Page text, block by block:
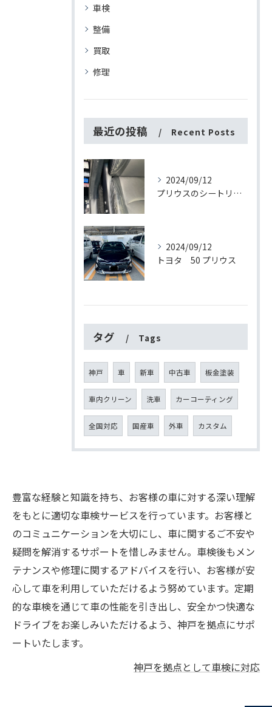
車検
整備
買取
修理
最近の投稿 Recent Posts
2024/09/12
プリウスのシートリペアの方法について
2024/09/12
トヨタ 50 プリウス
タグ Tags
神戸 車 新車 中古車 板金塗装
車内クリーン 洗車 カーコーティング
全国対応 国産車 外車 カスタム
豊富な経験と知識を持ち、お客様の車に対する深い理解
をもとに適切な車検サービスを行っています。お客様と
のコミュニケーションを大切にし、車に関するご不安や
疑問を解消するサポートを惜しみません。車検後もメン
テナンスや修理に関するアドバイスを行い、お客様が安
心して車を利用していただけるよう努めています。定期
的な車検を通じて車の性能を引き出し、安全かつ快適な
ドライブをお楽しみいただけるよう、神戸を拠点にサポ
ートいたします。
神戸を拠点として車検に対応